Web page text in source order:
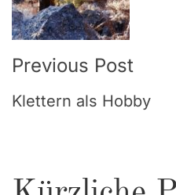
Previous Post
Klettern als Hobby